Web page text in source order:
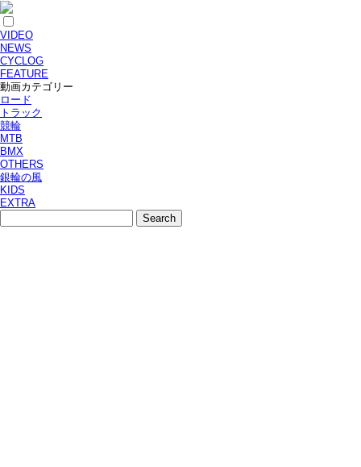
VIDEO
NEWS
CYCLOG
FEATURE
動画カテゴリー
ロード
トラック
競輪
MTB
BMX
OTHERS
銀輪の風
KIDS
EXTRA